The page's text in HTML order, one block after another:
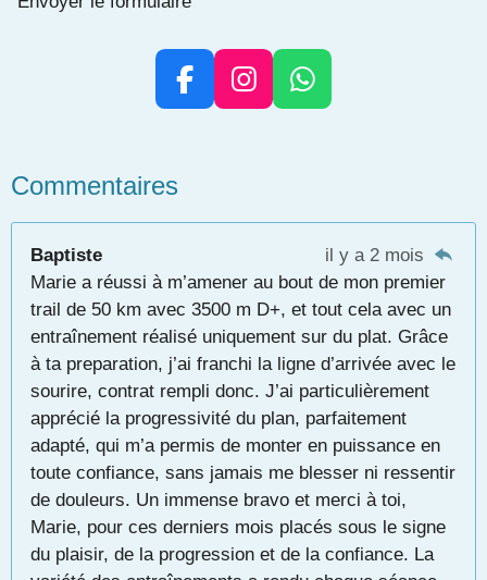
F
o
k
I
g
a
m
W
A
p
Commentaires
Baptiste
il y a 2 mois
Marie a réussi à m’amener au bout de mon premier
trail de 50 km avec 3500 m D+, et tout cela avec un
entraînement réalisé uniquement sur du plat. Grâce
à ta preparation, j’ai franchi la ligne d’arrivée avec le
sourire, contrat rempli donc. J’ai particulièrement
apprécié la progressivité du plan, parfaitement
adapté, qui m’a permis de monter en puissance en
toute confiance, sans jamais me blesser ni ressentir
de douleurs. Un immense bravo et merci à toi,
Marie, pour ces derniers mois placés sous le signe
du plaisir, de la progression et de la confiance. La